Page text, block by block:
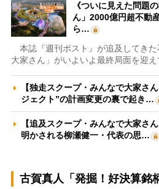
《ついに見えた問題
ん」2000億円超不動
ら…
本誌『週刊ポスト』が追及してき
大家さん」がいよいよ最終局面を迎
【独走スクープ・みんなで大家さ
ジェクト”の計画変更の裏で起き…
【追及スクープ・みんなで大家さ
明かされる柳瀬健一・代表の思…
古賀真人「発掘！好決算銘